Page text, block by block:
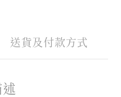
送貨及付款方式